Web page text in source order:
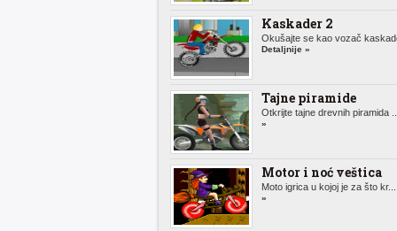
Kaskader 2
Okušajte se kao vozač
Detaljnije »
Tajne piramide
Otkrijte tajne drevnih piramida
»
Motor i noć veštica
Moto igrica u kojoj je za što
»